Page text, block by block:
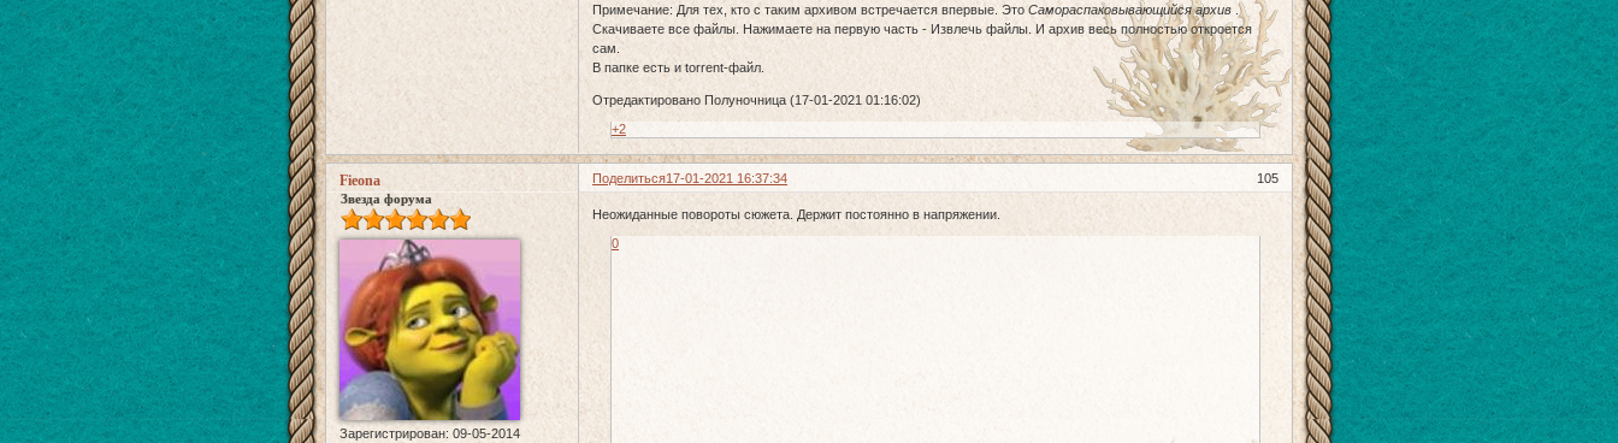
Примечание: Для тех, кто с таким архивом встречается впервые. ЭтоСамораспаковывающийся архив .
Скачиваете все файлы. Нажимаете на первую часть - Извлечь файлы. И архив весь полностью откроется
сам.
В папке есть и torrent-файл.
Отредактировано Полуночница (17-01-2021 01:16:02)
+2
Поделиться 105
17-01-2021 16:37:34
Fieona
Звезда форума
Зарегистрирован: 09-05-2014
Неожиданные повороты сюжета. Держит постоянно в напряжении.
0